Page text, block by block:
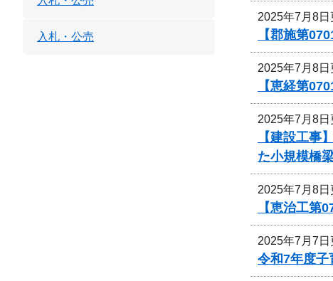
2025年7月8日
【郡施第
2025年7月8日
【恵経第
2025年7月8日
【建設工
た小規模橋
2025年7月8日
【恵治工第
2025年7月7日
令和7年度子
入札・公売